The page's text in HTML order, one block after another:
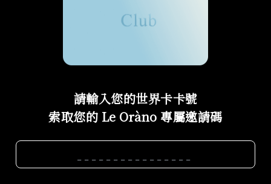
請輸入您的世界卡卡號
索取您的 Le Oràno 專屬邀請碼